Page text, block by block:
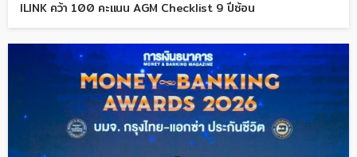
ILINK คว้า 100 คะแนน AGM Checklist 9 ปีซ้อน